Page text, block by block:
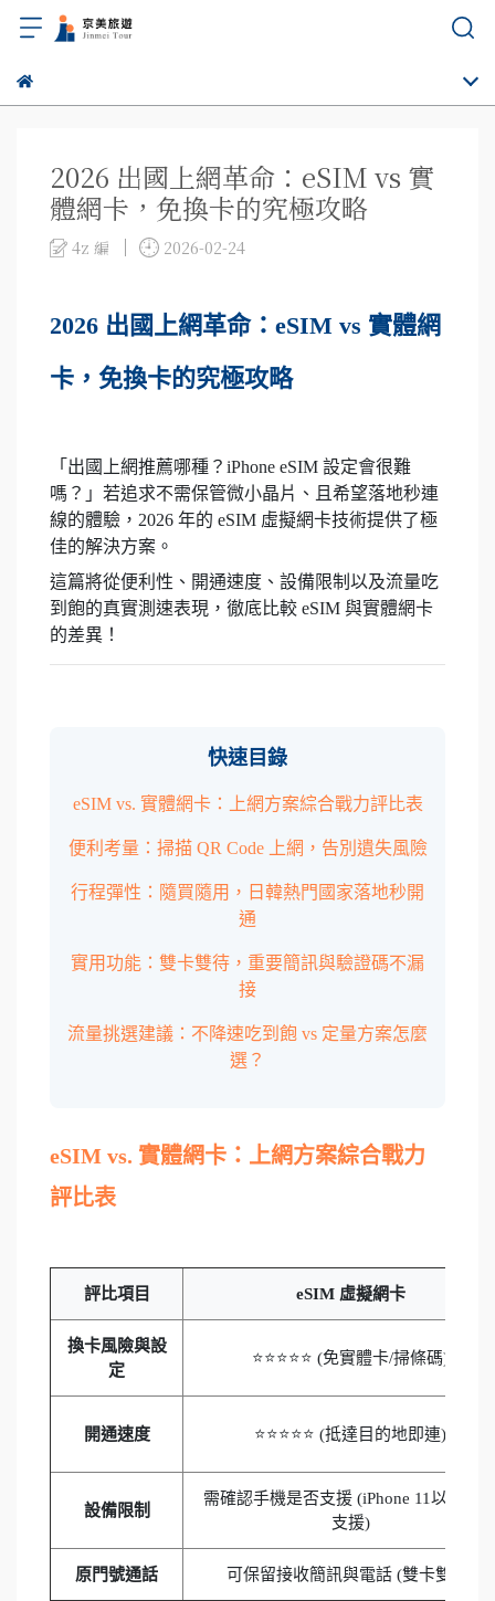
2026 出國上網革命：eSIM vs 實
體網卡，免換卡的究極攻略
4z 編 2026-02-24
2026 出國上網革命：eSIM vs 實體網
卡，免換卡的究極攻略
「出國上網推薦哪種？iPhone eSIM 設定會很難
嗎？」若追求不需保管微小晶片、且希望落地秒連
線的體驗，2026 年的 eSIM 虛擬網卡技術提供了極
佳的解決方案。
這篇將從便利性、開通速度、設備限制以及流量吃
到飽的真實測速表現，徹底比較 eSIM 與實體網卡
的差異！
快速目錄
eSIM vs. 實體網卡：上網方案綜合戰力評比表
便利考量：掃描 QR Code 上網，告別遺失風險
行程彈性：隨買隨用，日韓熱門國家落地秒開
通
實用功能：雙卡雙待，重要簡訊與驗證碼不漏
接
流量挑選建議：不降速吃到飽 vs 定量方案怎麼
選？
eSIM vs. 實體網卡：上網方案綜合戰力
評比表
評比項目 eSIM 虛擬網卡
換卡風險與設
定
⭐⭐⭐⭐⭐ (免實體卡/掃條碼)
開通速度 ⭐⭐⭐⭐⭐ (抵達目的地即連)
設備限制
需確認手機是否支援 (iPhone 11以上多
支援)
原門號通話 可保留接收簡訊與電話 (雙卡雙待)